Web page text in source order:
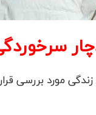
مورد بررسی